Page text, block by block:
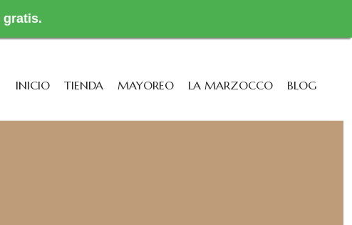
INICIO TIENDA MAYOREO LA MARZOCCO BLOG
gratis.